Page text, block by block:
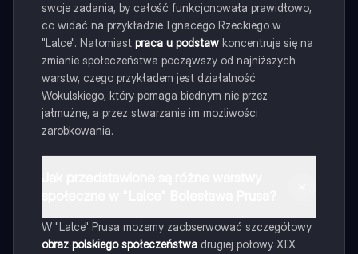
swoje zadania, by całość funkcjonowała prawidłowo,
co widać na przykładzie Ignacego Rzeckiego w
"Lalce". Natomiast praca u podstawkoncentruje się na
zmianie społeczeństwa począwszy od najniższych
warstw, czego przykładem jest działalność
Wokulskiego, który pomaga biednym nie przez
jałmużnę, a przez stwarzanie im możliwości
zarobkowania.
W "Lalce" Prusa możemy zaobserwować szczegółowy
obraz polskiego społeczeństwadrugiej połowy XIX